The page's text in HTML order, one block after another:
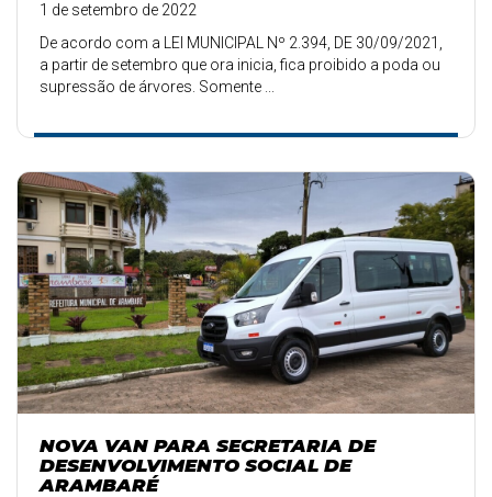
1 de setembro de 2022
De acordo com a LEI MUNICIPAL Nº 2.394, DE 30/09/2021,
a partir de setembro que ora inicia, fica proibido a poda ou
supressão de árvores. Somente ...
NOVA VAN PARA SECRETARIA DE
DESENVOLVIMENTO SOCIAL DE
ARAMBARÉ